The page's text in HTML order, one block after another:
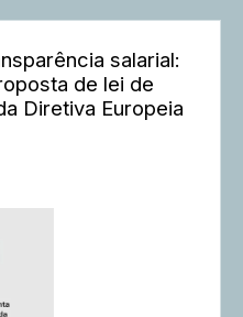
salarial:
de lei de
Diretiva Europeia